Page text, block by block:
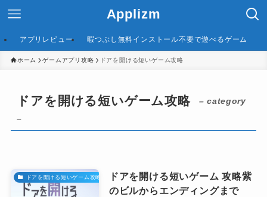
Applizm
アプリレビュー 暇つぶし無料インストール不要で遊べるゲーム
ホーム ゲームアプリ攻略 ドアを開ける短いゲーム攻略
ドアを開ける短いゲーム攻略
– category
–
ドアを開ける短いゲーム攻略
ドアを開ける短いゲーム 攻略紫
のビルからエンディングまで